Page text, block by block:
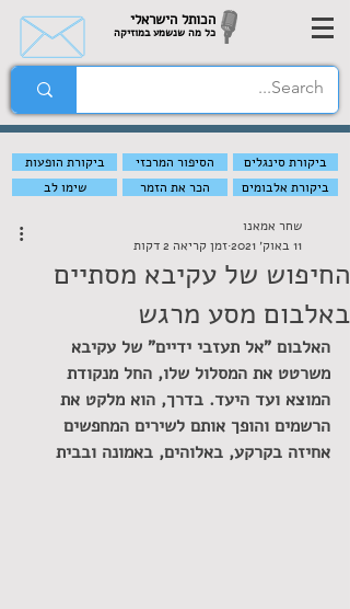
הכותל הישראלי
כל מה שנשמע במוזיקה
ביקורת הופעות הסיפור המרכזי
ביקורת סינגלים
שימו לב
הכר את הזמר ביקורת אלבומים
החיפוש של עקיבא מסתיים
באלבום מסע מרגש
שחר אמאנו
11 באוק׳ 2021
זמן קריאה 2 דקות
האלבום "אל תעזבי ידיים" של עקיבא
משרטט את המסלול שלו, החל מנקודת
המוצא ועד היעד. בדרך, הוא מלקט את
הרשמים והופך אותם לשירים המחפשים
אחיזה בקרקע, באלוהים, באמונה ובבית